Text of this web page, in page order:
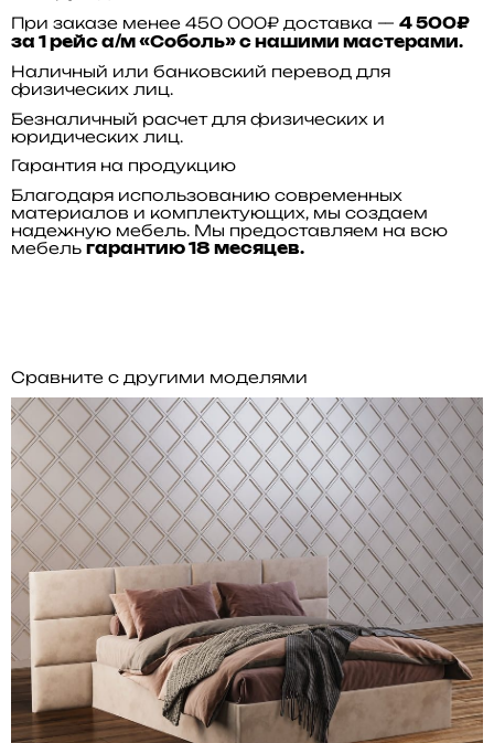
При заказе менее 450 000₽ доставка — 4 500₽
за 1 рейс а/м «Соболь» с нашими мастерами.
Наличный или банковский перевод для
физических лиц.
Безналичный расчет для физических и
юридических лиц.
Гарантия на продукцию
Благодаря использованию современных
материалов и комплектующих, мы создаем
надежную мебель. Мы предоставляем на всю
мебель гарантию 18 месяцев.
Сравните с другими моделями